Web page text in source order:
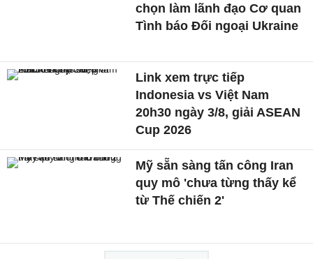
chọn làm lãnh đạo Cơ quan
Tình báo Đối ngoại Ukraine
Link xem trực tiếp
Indonesia vs Việt Nam
20h30 ngày 3/8, giải ASEAN
Cup 2026
Mỹ sẵn sàng tấn công Iran
quy mô 'chưa từng thấy kể
từ Thế chiến 2'